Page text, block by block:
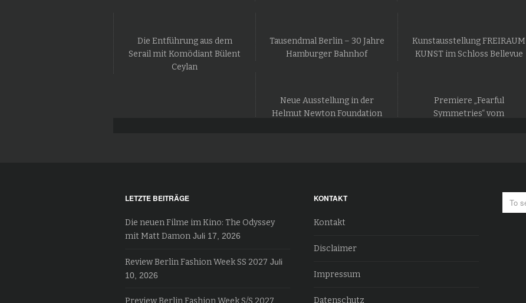
Die Entführung aus dem
Serail mit Komödiant Bülent
Ceylan
Tausendmal Berlin – 30 Jahre
Hamburger Bahnhof
Kunstausstellung FREIRAUM
KUNST im Schloss Bellevue
Neue Ausstellung in der
Helmut Newton Foundation
Premiere „Fearful
Symmetries“ vom
LETZTE BEITRÄGE
Die neuen Filme im Kino: The Odyssey
mit Matt Damon Juli 17, 2026
Review Berlin Fashion Week SS 2027 Juli
10, 2026
Preview Berlin Fashion Week S/S 2027
KONTAKT
Kontakt
Disclaimer
Impressum
Datenschutz